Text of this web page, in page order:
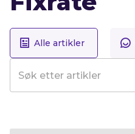
Alle artikler